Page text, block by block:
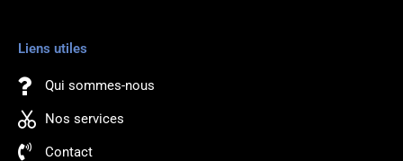
Liens utiles
Qui sommes-nous
Nos services
Contact